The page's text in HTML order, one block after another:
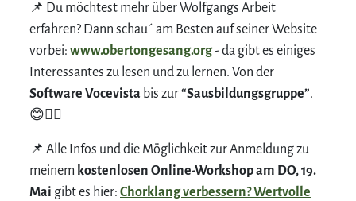
📌 Du möchtest mehr über Wolfgangs Arbeit
erfahren? Dann schau´ am Besten auf seiner Website
vorbei: www.obertongesang.org- da gibt es einiges
Interessantes zu lesen und zu lernen. Von der
Software Vocevista bis zur“Sausbildungsgruppe”.
😊👍🏻
📌 Alle Infos und die Möglichkeit zur Anmeldung zu
meinem kostenlosen Online-Workshop am DO, 19.
Mai gibt es hier: Chorklang verbessern? Wertvolle